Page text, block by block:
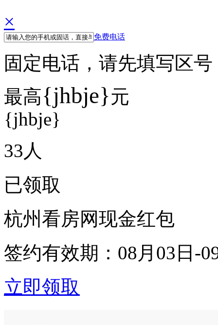
×
免费电话
固定电话，请先填写区
最高{jhbje}元
{jhbje}
33 人
已领取
杭州看房网现金红包
签约有效期： 08月03日-
立即领取